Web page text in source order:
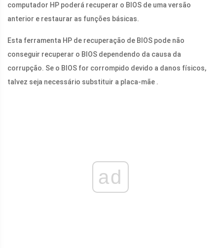
computador HP poderá recuperar o BIOS de uma versão
anterior e restaurar as funções básicas.
Esta ferramenta HP de recuperação de BIOS pode não
conseguir recuperar o BIOS dependendo da causa da
corrupção. Se o BIOS for corrompido devido a danos físicos,
talvez seja necessário substituir a placa-mãe .
ad